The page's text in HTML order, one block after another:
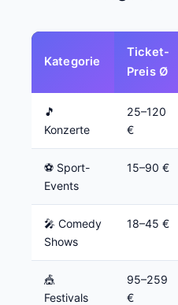
Kategorie
Ticket-
Preis Ø
🎵
Konzerte
25–120
€
⚽ Sport-
Events
15–90 €
🎤 Comedy
Shows
18–45 €
🎪
Festivals
95–259
€